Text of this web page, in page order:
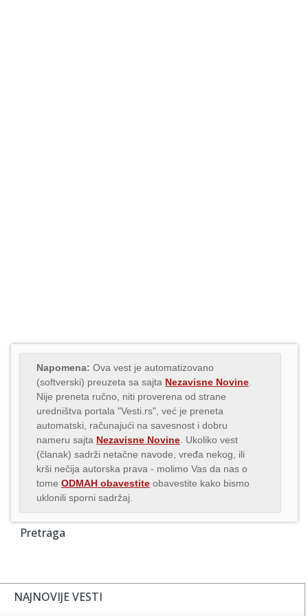
Napomena: Ova vest je automatizovano
(softverski) preuzeta sa sajta Nezavisne Novine
Nije preneta ručno, niti proverena od strane
uredništva portala "Vesti.rs", već je preneta
automatski, računajući na savesnost i dobru
nameru sajta Nezavisne Novine . Ukoliko vest
(članak) sadrži netačne navode, vređa nekog, ili
krši nečija autorska prava - molimo Vas da nas o
tome ODMAH obavestite obavestite kako bismo
uklonili sporni sadržaj.
Pretraga
NAJNOVIJE VESTI